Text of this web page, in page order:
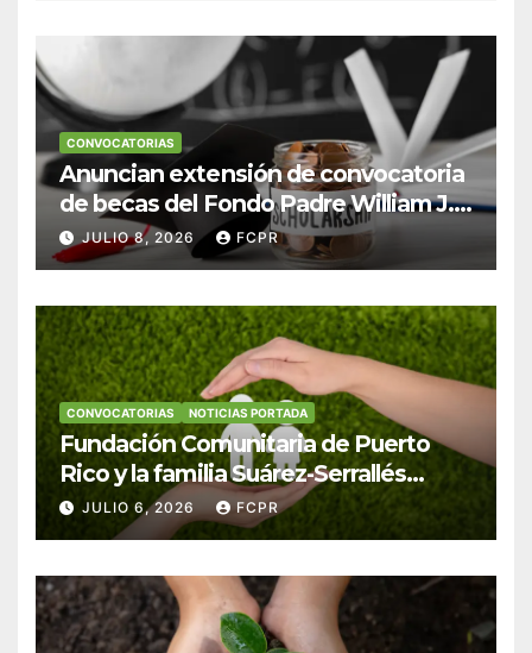
CONVOCATORIAS
Anuncian extensión de convocatoria
de becas del Fondo Padre William J.
Hendricks, SJ para estudiantes del
Colegio San Ignacio
JULIO 8, 2026 FCPR
CONVOCATORIAS NOTICIAS PORTADA
Fundación Comunitaria de Puerto
Rico y la familia Suárez-Serrallés
anuncian convocatoria para
fortalecer hogares y albergues
JULIO 6, 2026 FCPR